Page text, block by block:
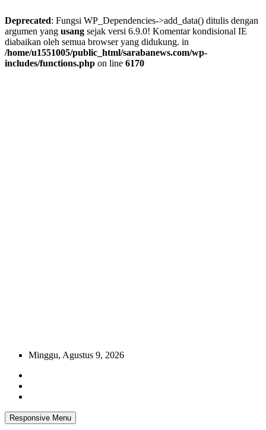
Deprecated: Fungsi WP_Dependencies->add_data() ditulis dengan
argumen yang usang sejak versi 6.9.0! Komentar kondisional IE
diabaikan oleh semua browser yang didukung. in
/home/u1551005/public_html/sarabanews.com/wp-
includes/functions.php on line 6170
Minggu, Agustus 9, 2026
Responsive Menu